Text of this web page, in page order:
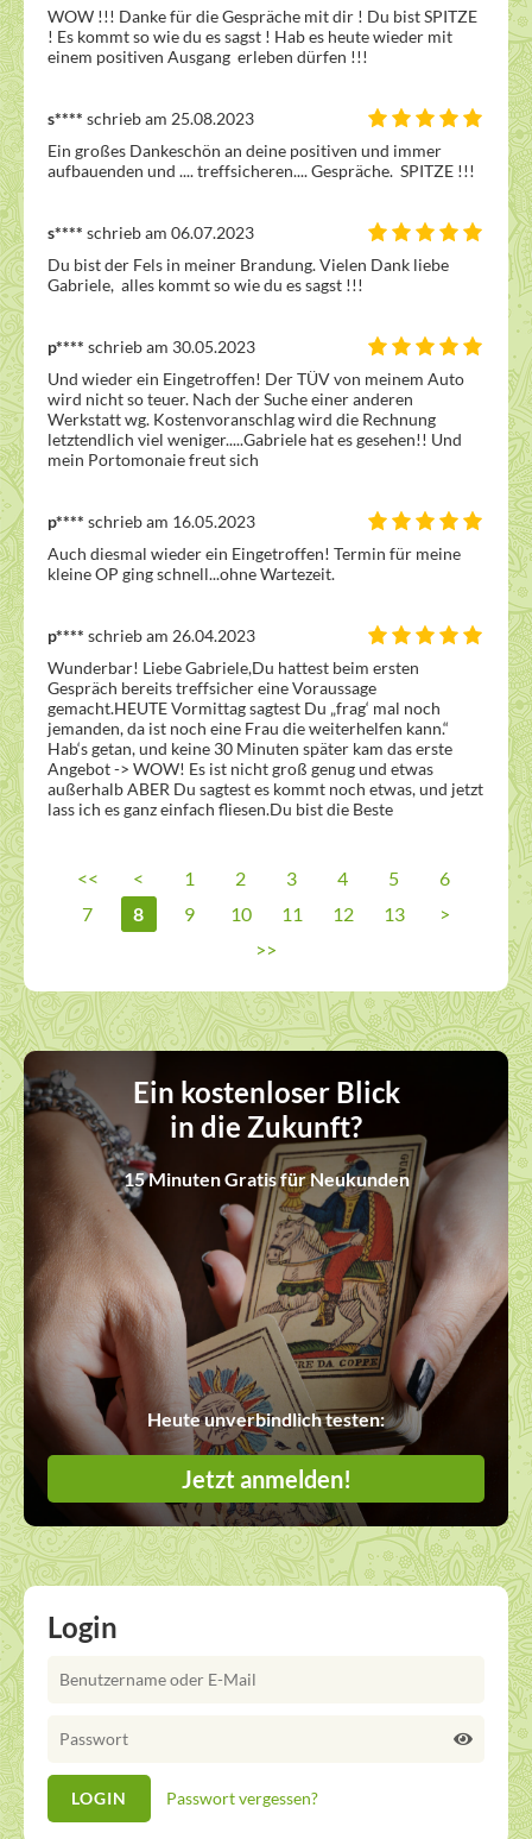
WOW !!! Danke für die Gespräche mit dir ! Du bist SPITZE
! Es kommt so wie du es sagst ! Hab es heute wieder mit
einem positiven Ausgang  erleben dürfen !!!
s**** schrieb am 25.08.2023
Ein großes Dankeschön an deine positiven und immer
aufbauenden und .... treffsicheren.... Gespräche.  SPITZE !!!
s**** schrieb am 06.07.2023
Du bist der Fels in meiner Brandung. Vielen Dank liebe
Gabriele,  alles kommt so wie du es sagst !!!
p**** schrieb am 30.05.2023
Und wieder ein Eingetroffen! Der TÜV von meinem Auto
wird nicht so teuer. Nach der Suche einer anderen
Werkstatt wg. Kostenvoranschlag wird die Rechnung
letztendlich viel weniger.....Gabriele hat es gesehen!! Und
mein Portomonaie freut sich
p**** schrieb am 16.05.2023
Auch diesmal wieder ein Eingetroffen! Termin für meine
kleine OP ging schnell...ohne Wartezeit.
p**** schrieb am 26.04.2023
Wunderbar! Liebe Gabriele,Du hattest beim ersten
Gespräch bereits treffsicher eine Voraussage
gemacht.HEUTE Vormittag sagtest Du „frag‘ mal noch
jemanden, da ist noch eine Frau die weiterhelfen kann.“
Hab‘s getan, und keine 30 Minuten später kam das erste
Angebot -> WOW! Es ist nicht groß genug und etwas
außerhalb ABER Du sagtest es kommt noch etwas, und jetzt
lass ich es ganz einfach fliesen.Du bist die Beste
<< < 1 2 3 4 5
6
7
8 9 10 11 12 13
>
>>
Ein kostenloser Blick
in die Zukunft?
15 Minuten Gratis für Neukunden
Heute unverbindlich testen:
Jetzt anmelden!
Login
Passwort vergessen?